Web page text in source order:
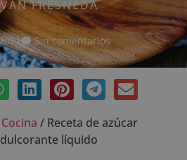
FRESNEDA
Sin comentarios
Cocina / Receta de azúcar
líquido